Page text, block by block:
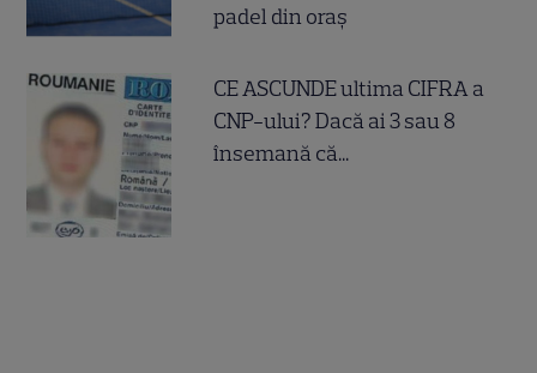
padel din oraș
CE ASCUNDE ultima CIFRA a
CNP-ului? Dacă ai 3 sau 8
însemană că...